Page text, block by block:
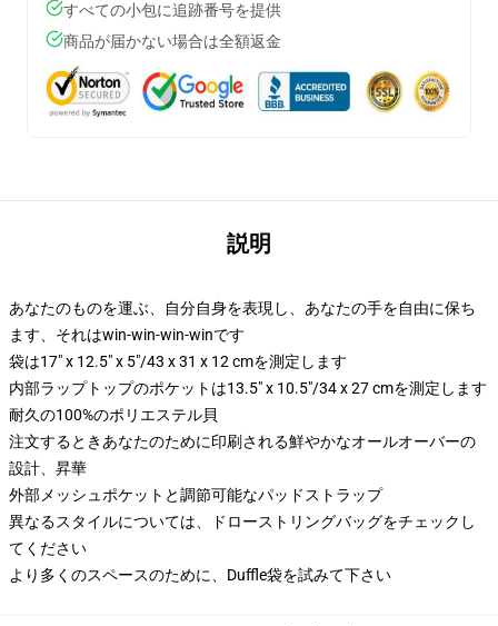
すべての小包に追跡番号を提供
商品が届かない場合は全額返金
説明
あなたのものを運ぶ、自分自身を表現し、あなたの手を自由に保ち
ます、それはwin-win-win-winです
袋は17" x 12.5" x 5"/43 x 31 x 12 cmを測定します
内部ラップトップのポケットは13.5" x 10.5"/34 x 27 cmを測定します
耐久の100%のポリエステル貝
注文するときあなたのために印刷される鮮やかなオールオーバーの
設計、昇華
外部メッシュポケットと調節可能なパッドストラップ
異なるスタイルについては、ドローストリングバッグをチェックし
てください
より多くのスペースのために、Duffle袋を試みて下さい